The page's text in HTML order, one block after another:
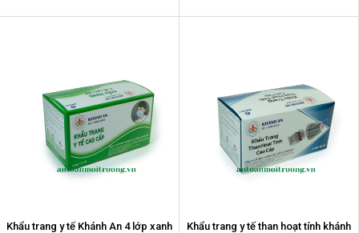
Khẩu trang y tế Khánh An 4 lớp xanh
Khẩu trang y tế than hoạt tính khánh